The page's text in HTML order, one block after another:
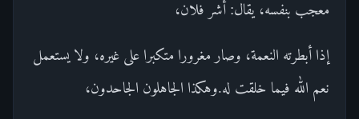
معجب بنفسه، يقال: أشر فلان،
إذا أبطرته النعمة، وصار مغرورا متكبرا على غيره، ولا يستعمل
نعم الله فيما خلقت له.وهكذا الجاهلون الجاحدون،